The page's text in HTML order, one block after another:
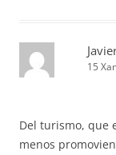
15
Del turismo, que
menos